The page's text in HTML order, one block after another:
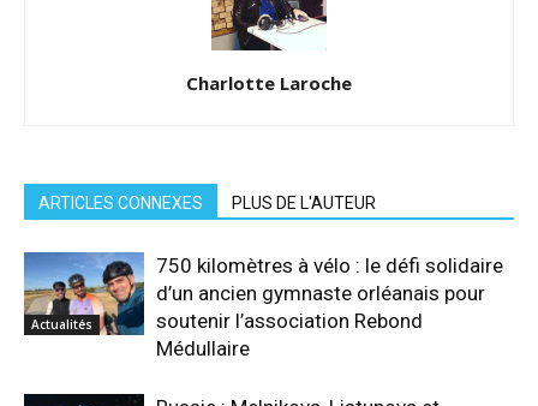
Charlotte Laroche
ARTICLES CONNEXES PLUS DE L'AUTEUR
Actualités
750 kilomètres à vélo : le défi solidaire
d’un ancien gymnaste orléanais pour
soutenir l’association Rebond
Médullaire